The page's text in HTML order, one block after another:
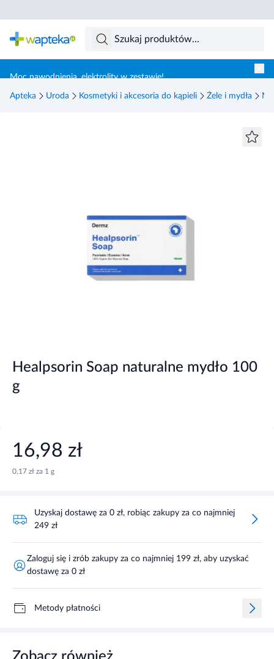
Moc nawodnienia, elektrolity w zestawie!
Apteka Uroda Kosmetyki i akcesoria do kąpieli Żele i mydła
Healpsorin Soap naturalne mydło 100
g
16,98 zł
0,17 zł za 1 g
Uzyskaj dostawę za 0 zł, robiąc zakupy za co najmniej
249 zł
Zaloguj się i zrób zakupy za co najmniej 199 zł, aby uzyskać
dostawę za 0 zł
Metody płatności